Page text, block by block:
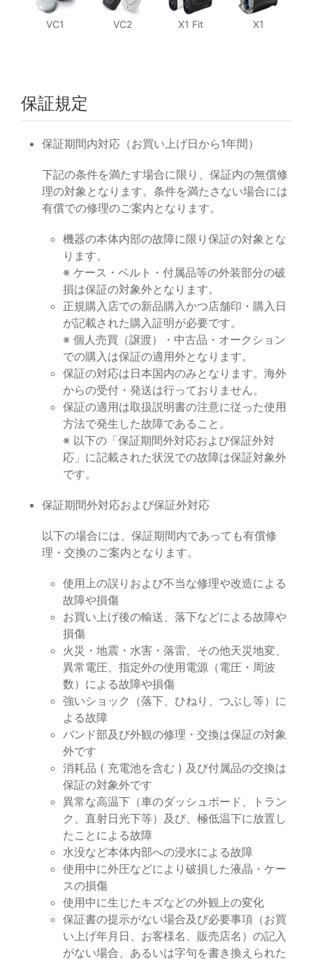
VC1 VC2 X1 Fit X1
保証規定
保証期間内対応（お買い上げ日から1年間）
下記の条件を満たす場合に限り、保証内の無償修
理の対象となります。条件を満たさない場合には
有償での修理のご案内となります。
機器の本体内部の故障に限り保証の対象とな
ります。
※ ケース・ベルト・付属品等の外装部分の破
損は保証の対象外となります。
正規購入店での新品購入かつ店舗印・購入日
が記載された購入証明が必要です。
※ 個人売買（譲渡）・中古品・オークション
での購入は保証の適用外となります。
保証の対応は日本国内のみとなります。海外
からの受付・発送は行っておりません。
保証の適用は取扱説明書の注意に従った使用
方法で発生した故障であること。
※ 以下の「保証期間外対応および保証外対
応」に記載された状況での故障は保証対象外
です。
保証期間外対応および保証外対応
以下の場合には、保証期間内であっても有償修
理・交換のご案内となります。
使用上の誤りおよび不当な修理や改造による
故障や損傷
お買い上げ後の輸送、落下などによる故障や
損傷
火災・地震・水害・落雷、その他天災地変、
異常電圧、指定外の使用電源（電圧・周波
数）による故障や損傷
強いショック（落下、ひねり、つぶし等）に
よる故障
バンド部及び外観の修理・交換は保証の対象
外です
消耗品 ( 充電池を含む ) 及び付属品の交換は
保証の対象外です
異常な高温下（車のダッシュボード、トラン
ク、直射日光下等）及び、極低温下に放置し
たことによる故障
水没など本体内部への浸水による故障
使用中に外圧などにより破損した液晶・ケー
スの損傷
使用中に生じたキズなどの外観上の変化
保証書の提示がない場合及び必要事項（お買
い上げ年月日、お客様名、販売店名）の記入
がない場合、あるいは字句を書き換えられた